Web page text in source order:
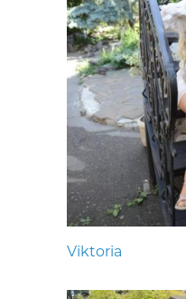
Viktoria